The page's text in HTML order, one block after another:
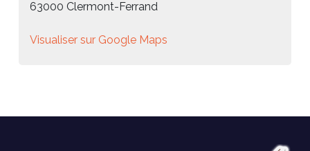
63000 Clermont-Ferrand
Visualiser sur Google Maps